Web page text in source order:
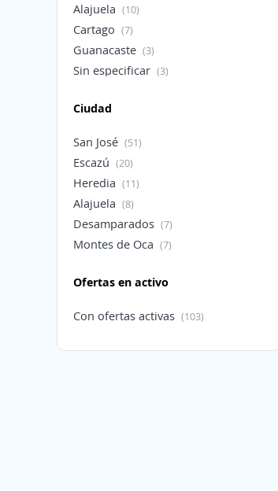
Alajuela (10)
Cartago (7)
Guanacaste (3)
Sin especificar (3)
Limón
Sin especificar
Ciudad
San José (51)
Escazú (20)
Heredia (11)
Alajuela (8)
Desamparados (7)
Montes de Oca (7)
Tibás (6)
Curridabat (4)
Ofertas en activo
Con ofertas activas (103)